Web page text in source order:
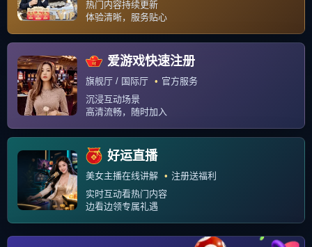
运行时长：0.156秒